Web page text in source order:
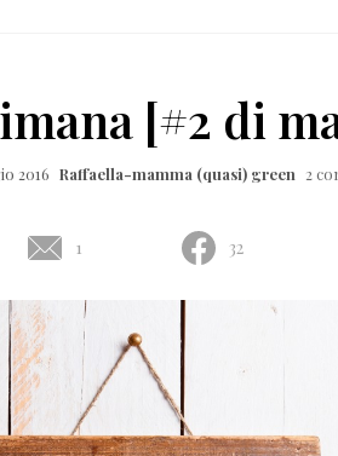
[#2 di
2016 Raffaella-mamma (quasi) green 2
1 32